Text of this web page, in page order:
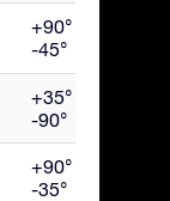
+90° до
-45°
+35° до
-90°
+90° до
-35°